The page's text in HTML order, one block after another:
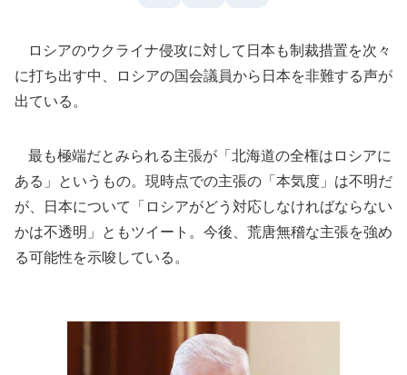
ロシアのウクライナ侵攻に対して日本も制裁措置を次々
に打ち出す中、ロシアの国会議員から日本を非難する声が
出ている。
最も極端だとみられる主張が「北海道の全権はロシアに
ある」というもの。現時点での主張の「本気度」は不明だ
が、日本について「ロシアがどう対応しなければならない
かは不透明」ともツイート。今後、荒唐無稽な主張を強め
る可能性を示唆している。